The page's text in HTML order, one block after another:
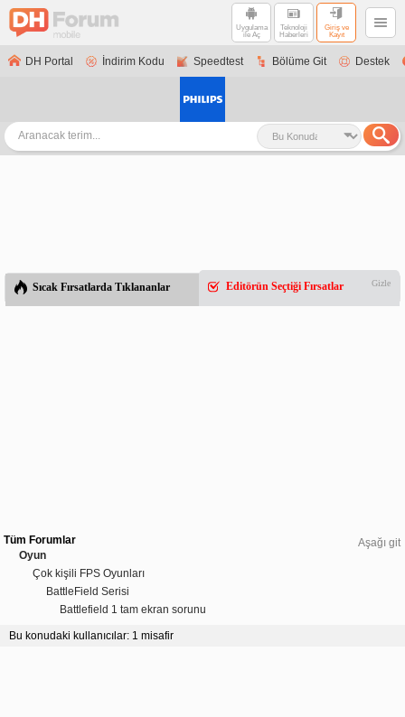
Uygulama
ile Aç
Teknoloji
Haberleri
Giriş ve
Kayıt
DH Portal İndirim Kodu Speedtest Bölüme Git Destek
Sıcak Fırsatlarda Tıklananlar Editörün Seçtiği Fırsatlar Gizle
Aşağı git
Tüm Forumlar
Oyun
Çok kişili FPS Oyunları
BattleField Serisi
Battlefield 1 tam ekran sorunu
Bu konudaki kullanıcılar: 1 misafir